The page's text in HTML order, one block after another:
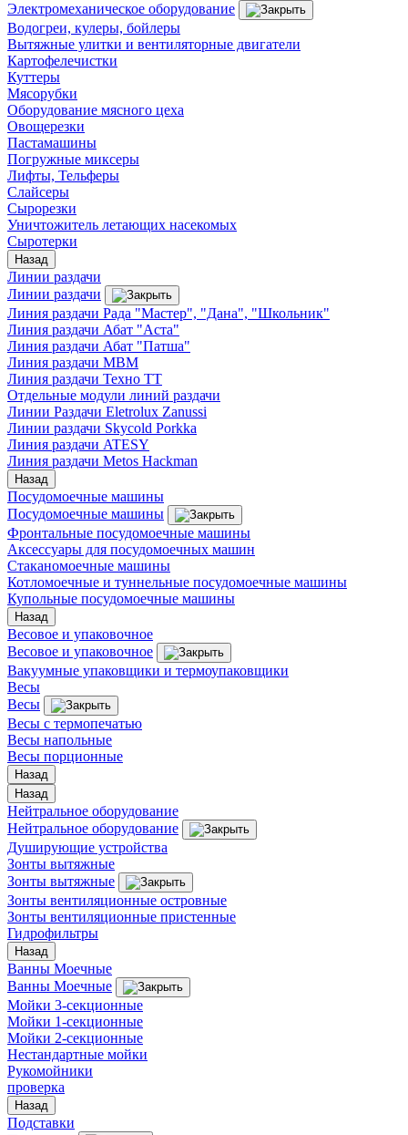
Электромеханическое оборудование
Водогреи, кулеры, бойлеры
Вытяжные улитки и вентиляторные двигатели
Картофелечистки
Куттеры
Мясорубки
Оборудование мясного цеха
Овощерезки
Пастамашины
Погружные миксеры
Лифты, Тельферы
Слайсеры
Сырорезки
Уничтожитель летающих насекомых
Сыротерки
Назад
Линии раздачи
Линии раздачи
Линия раздачи Рада "Мастер", "Дана", "Школьник"
Линия раздачи Абат "Аста"
Линия раздачи Абат "Патша"
Линия раздачи МВМ
Линия раздачи Техно ТТ
Отдельные модули линий раздачи
Линии Раздачи Eletrolux Zanussi
Линии раздачи Skycold Porkka
Линия раздачи ATESY
Линия раздачи Metos Hackman
Назад
Посудомоечные машины
Посудомоечные машины
Фронтальные посудомоечные машины
Аксессуары для посудомоечных машин
Стаканомоечные машины
Котломоечные и туннельные посудомоечные машины
Купольные посудомоечные машины
Назад
Весовое и упаковочное
Весовое и упаковочное
Вакуумные упаковщики и термоупаковщики
Весы
Весы
Весы с термопечатью
Весы напольные
Весы порционные
Назад
Назад
Нейтральное оборудование
Нейтральное оборудование
Душирующие устройства
Зонты вытяжные
Зонты вытяжные
Зонты вентиляционные островные
Зонты вентиляционные пристенные
Гидрофильтры
Назад
Ванны Моечные
Ванны Моечные
Мойки 3-секционные
Мойки 1-секционные
Мойки 2-секционные
Нестандартные мойки
Рукомойники
проверка
Назад
Подставки